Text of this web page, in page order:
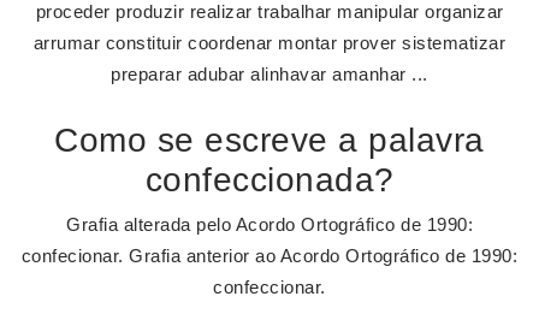
proceder produzir realizar trabalhar manipular organizar
arrumar constituir coordenar montar prover sistematizar
preparar adubar alinhavar amanhar ...
Como se escreve a palavra
confeccionada?
Grafia alterada pelo Acordo Ortográfico de 1990:
confecionar. Grafia anterior ao Acordo Ortográfico de 1990:
confeccionar.